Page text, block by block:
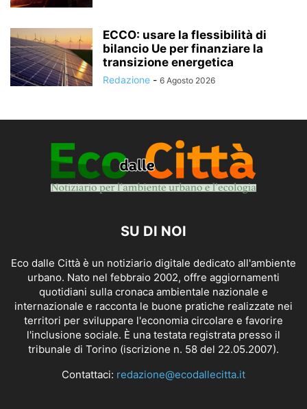
ECCO: usare la flessibilità di
bilancio Ue per finanziare la
transizione energetica
Redazione - 6 Agosto 2026
SU DI NOI
Eco dalle Città è un notiziario digitale dedicato all'ambiente
urbano. Nato nel febbraio 2002, offre aggiornamenti
quotidiani sulla cronaca ambientale nazionale e
internazionale e racconta le buone pratiche realizzate nei
territori per sviluppare l'economia circolare e favorire
l'inclusione sociale. È una testata registrata presso il
tribunale di Torino (iscrizione n. 58 del 22.05.2007).
Contattaci: redazione@ecodallecitta.it